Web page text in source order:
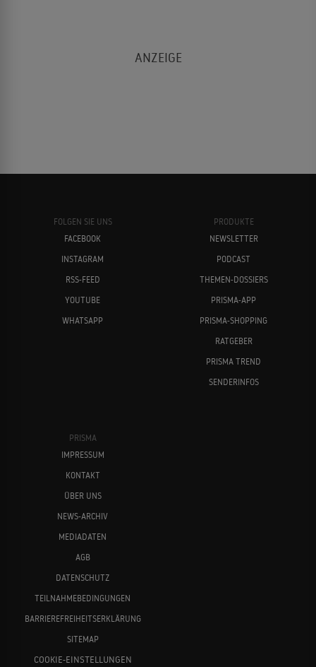
FOLGEN SIE UNS
FACEBOOK
INSTAGRAM
RSS-FEED
YOUTUBE
WHATSAPP
PRODUKTE
NEWSLETTER
PODCAST
THEMEN-DOSSIERS
PRISMA-APP
PRISMA-SHOPPING
RATGEBER
PRISMA TREND
SENDERINFOS
PRISMA
IMPRESSUM
KONTAKT
ÜBER UNS
NEWS-ARCHIV
MEDIADATEN
AGB
DATENSCHUTZ
TEILNAHMEBEDINGUNGEN
BARRIEREFREIHEITSERKLÄRUNG
SITEMAP
COOKIE-EINSTELLUNGEN